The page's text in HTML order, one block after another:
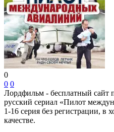
0
0 0
Лордфильм - бесплатный сайт
русский сериал «Пилот
1-16 серия без регистрации,
качестве.